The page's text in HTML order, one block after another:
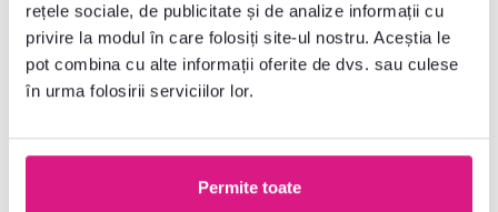
rețele sociale, de publicitate și de analize informații cu
privire la modul în care folosiți site-ul nostru. Aceștia le
pot combina cu alte informații oferite de dvs. sau culese
în urma folosirii serviciilor lor.
Permite toate
Promoție Lichidare stoc Gratuit Lichidare stoc